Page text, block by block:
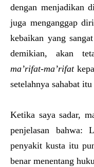
dengan menjadikan
juga menganggap
kebaikan yang
demikian, akan
ma’rifat-ma’rifat
setelahnya sahabat
Ketika saya sadar,
penjelasan bahwa:
penyakit kusta itu
benar menentang